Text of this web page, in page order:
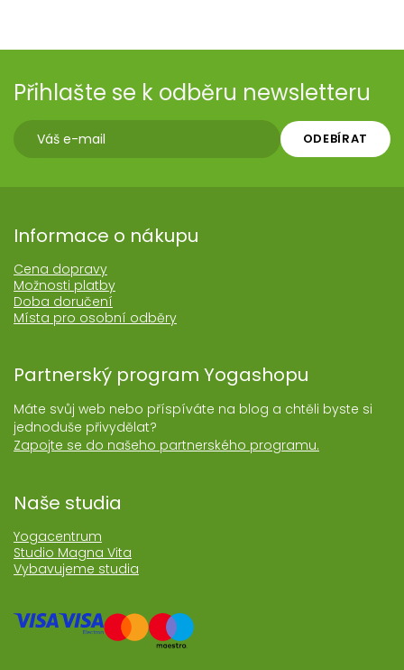
Přihlašte se k odběru newsletteru
ODEBÍRAT
Informace o nákupu
Cena dopravy
Možnosti platby
Doba doručení
Místa pro osobní odběry
Partnerský program Yogashopu
Máte svůj web nebo příspíváte na blog a chtěli byste si
jednoduše přivydělat?
Zapojte se do našeho partnerského programu.
Naše studia
Yogacentrum
Studio Magna Vita
Vybavujeme studia